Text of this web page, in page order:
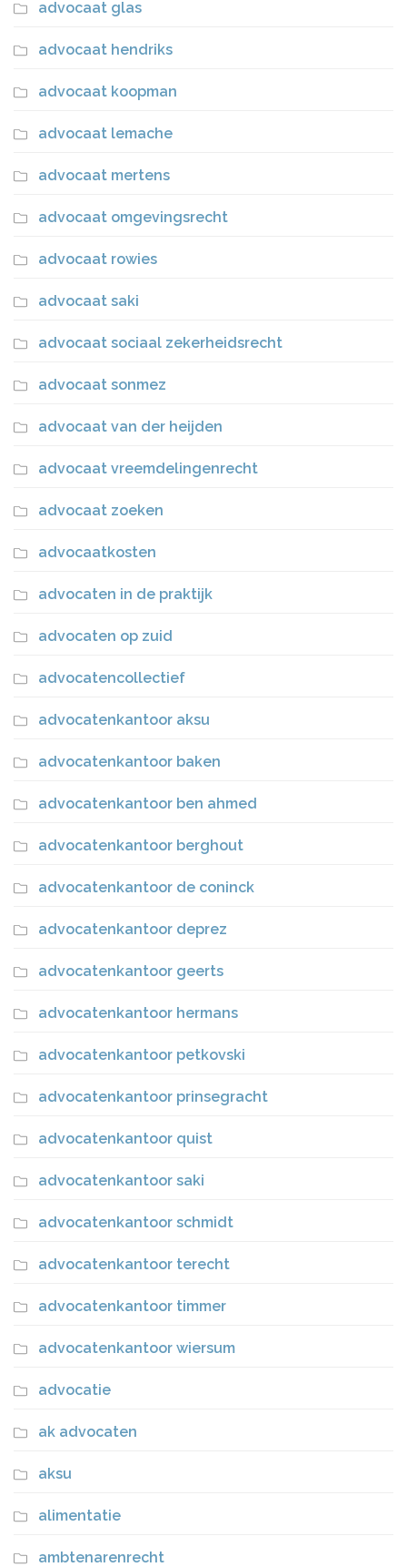
advocaat glas
advocaat hendriks
advocaat koopman
advocaat lemache
advocaat mertens
advocaat omgevingsrecht
advocaat rowies
advocaat saki
advocaat sociaal zekerheidsrecht
advocaat sonmez
advocaat van der heijden
advocaat vreemdelingenrecht
advocaat zoeken
advocaatkosten
advocaten in de praktijk
advocaten op zuid
advocatencollectief
advocatenkantoor aksu
advocatenkantoor baken
advocatenkantoor ben ahmed
advocatenkantoor berghout
advocatenkantoor de coninck
advocatenkantoor deprez
advocatenkantoor geerts
advocatenkantoor hermans
advocatenkantoor petkovski
advocatenkantoor prinsegracht
advocatenkantoor quist
advocatenkantoor saki
advocatenkantoor schmidt
advocatenkantoor terecht
advocatenkantoor timmer
advocatenkantoor wiersum
advocatie
ak advocaten
aksu
alimentatie
ambtenarenrecht